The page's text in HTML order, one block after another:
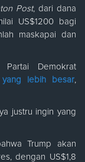
Post, dari dana
US$1200 bagi
maskapai dan
Demokrat
yang lebih besar,
justru ingin yang
Trump akan
dengan US$1,8